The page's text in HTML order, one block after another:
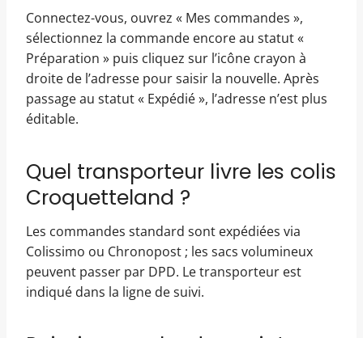
Connectez-vous, ouvrez « Mes commandes »,
sélectionnez la commande encore au statut «
Préparation » puis cliquez sur l’icône crayon à
droite de l’adresse pour saisir la nouvelle. Après
passage au statut « Expédié », l’adresse n’est plus
éditable.
Quel transporteur livre les colis
Croquetteland ?
Les commandes standard sont expédiées via
Colissimo ou Chronopost ; les sacs volumineux
peuvent passer par DPD. Le transporteur est
indiqué dans la ligne de suivi.